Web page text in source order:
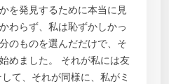
を発見するために本当に見
わらず、私は恥ずかしかっ
のものを選んだだけで、そ
めました。 それが私には友
て、それが同様に、私がミ